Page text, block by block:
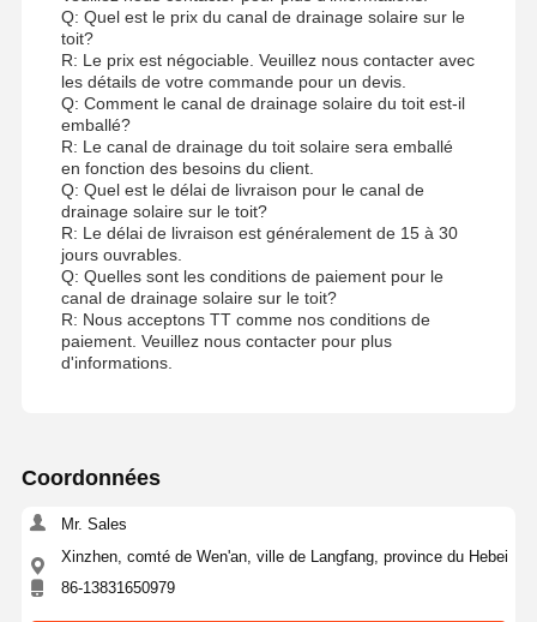
Q: Quel est le prix du canal de drainage solaire sur le
toit?
R: Le prix est négociable. Veuillez nous contacter avec
les détails de votre commande pour un devis.
Q: Comment le canal de drainage solaire du toit est-il
emballé?
R: Le canal de drainage du toit solaire sera emballé
en fonction des besoins du client.
Q: Quel est le délai de livraison pour le canal de
drainage solaire sur le toit?
R: Le délai de livraison est généralement de 15 à 30
jours ouvrables.
Q: Quelles sont les conditions de paiement pour le
canal de drainage solaire sur le toit?
R: Nous acceptons TT comme nos conditions de
paiement. Veuillez nous contacter pour plus
d'informations.
Coordonnées
Mr. Sales
Xinzhen, comté de Wen'an, ville de Langfang, province du Hebei
86-13831650979